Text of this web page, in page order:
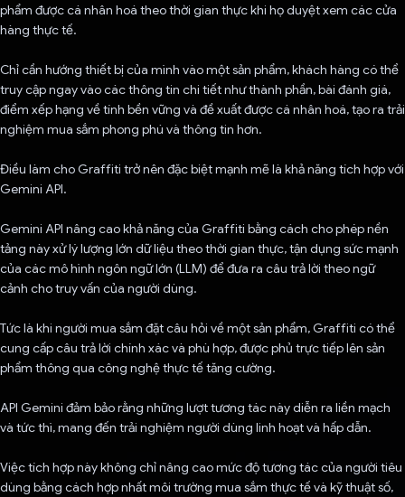
phẩm được cá nhân hoá theo thời gian thực khi họ duyệt xem các cửa
hàng thực tế.
Chỉ cần hướng thiết bị của mình vào một sản phẩm, khách hàng có thể
truy cập ngay vào các thông tin chi tiết như thành phần, bài đánh giá,
điểm xếp hạng về tính bền vững và đề xuất được cá nhân hoá, tạo ra trải
nghiệm mua sắm phong phú và thông tin hơn.
Điều làm cho Graffiti trở nên đặc biệt mạnh mẽ là khả năng tích hợp với
Gemini API.
Gemini API nâng cao khả năng của Graffiti bằng cách cho phép nền
tảng này xử lý lượng lớn dữ liệu theo thời gian thực, tận dụng sức mạnh
của các mô hình ngôn ngữ lớn (LLM) để đưa ra câu trả lời theo ngữ
cảnh cho truy vấn của người dùng.
Tức là khi người mua sắm đặt câu hỏi về một sản phẩm, Graffiti có thể
cung cấp câu trả lời chính xác và phù hợp, được phủ trực tiếp lên sản
phẩm thông qua công nghệ thực tế tăng cường.
API Gemini đảm bảo rằng những lượt tương tác này diễn ra liền mạch
và tức thì, mang đến trải nghiệm người dùng linh hoạt và hấp dẫn.
Việc tích hợp này không chỉ nâng cao mức độ tương tác của người tiêu
dùng bằng cách hợp nhất môi trường mua sắm thực tế và kỹ thuật số,